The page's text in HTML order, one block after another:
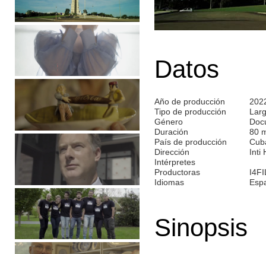
Datos
Año de producción
Tipo de producción
Género
Duración
80
País de producción
Dirección
Inti
Intérpretes
Productoras
Idiomas
Sinopsis